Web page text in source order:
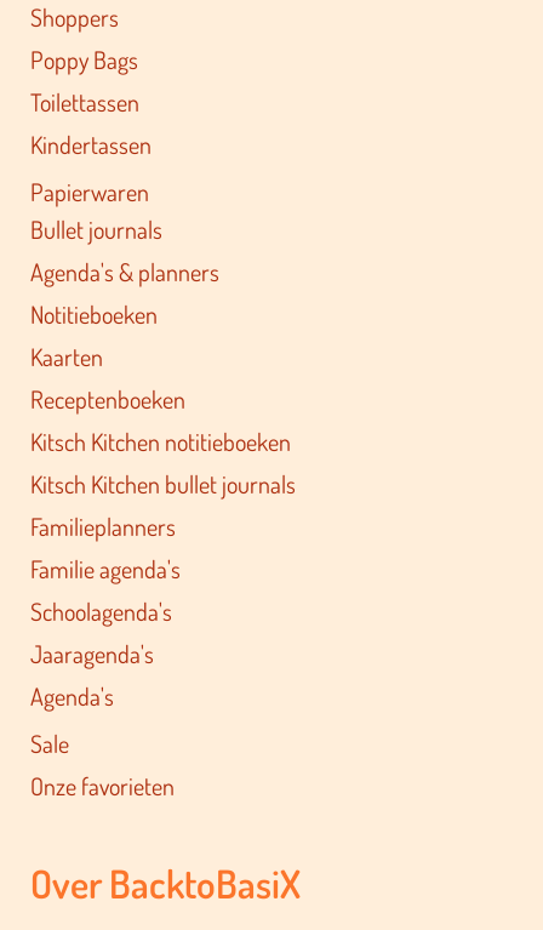
Shoppers
Poppy Bags
Toilettassen
Kindertassen
Papierwaren
Bullet journals
Agenda's & planners
Notitieboeken
Kaarten
Receptenboeken
Kitsch Kitchen notitieboeken
Kitsch Kitchen bullet journals
Familieplanners
Familie agenda's
Schoolagenda's
Jaaragenda's
Agenda's
Sale
Onze favorieten
Over BacktoBasiX